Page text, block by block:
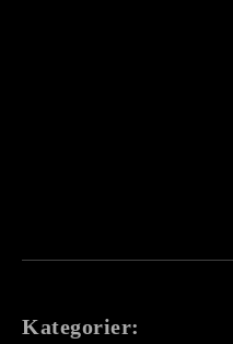
Kategorier: